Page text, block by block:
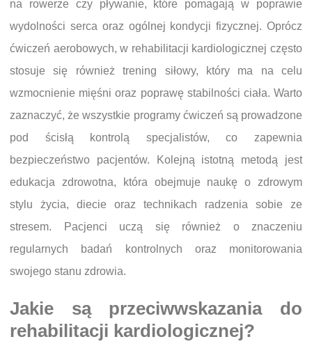
na rowerze czy pływanie, które pomagają w poprawie
wydolności serca oraz ogólnej kondycji fizycznej. Oprócz
ćwiczeń aerobowych, w rehabilitacji kardiologicznej często
stosuje się również trening siłowy, który ma na celu
wzmocnienie mięśni oraz poprawę stabilności ciała. Warto
zaznaczyć, że wszystkie programy ćwiczeń są prowadzone
pod ścisłą kontrolą specjalistów, co zapewnia
bezpieczeństwo pacjentów. Kolejną istotną metodą jest
edukacja zdrowotna, która obejmuje naukę o zdrowym
stylu życia, diecie oraz technikach radzenia sobie ze
stresem. Pacjenci uczą się również o znaczeniu
regularnych badań kontrolnych oraz monitorowania
swojego stanu zdrowia.
Jakie są przeciwwskazania do
rehabilitacji kardiologicznej?